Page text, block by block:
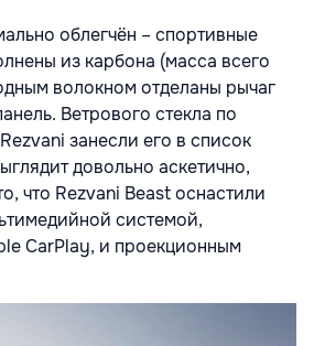
облегчён – спортивные
из карбона (масса всего
волокном отделаны рычаг
Ветрового стекла по
занесли его в список
довольно аскетично,
что Rezvani Beast оснастили
системой,
CarPlay, и проекционным